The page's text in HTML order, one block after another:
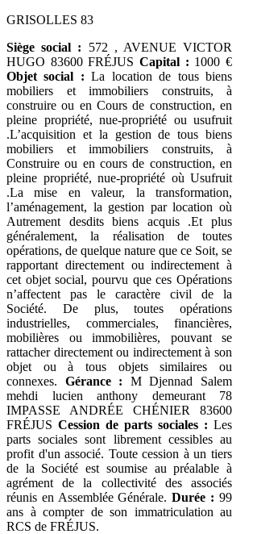
GRISOLLES 83
Siège social : 572 , AVENUE VICTOR
HUGO 83600 FRÉJUS Capital : 1000 €
Objet social : La location de tous biens
mobiliers et immobiliers construits, à
construire ou en Cours de construction, en
pleine propriété, nue-propriété ou usufruit
.L’acquisition et la gestion de tous biens
mobiliers et immobiliers construits, à
Construire ou en cours de construction, en
pleine propriété, nue-propriété où Usufruit
.La mise en valeur, la transformation,
l’aménagement, la gestion par location où
Autrement desdits biens acquis .Et plus
généralement, la réalisation de toutes
opérations, de quelque nature que ce Soit, se
rapportant directement ou indirectement à
cet objet social, pourvu que ces Opérations
n’affectent pas le caractère civil de la
Société. De plus, toutes opérations
industrielles, commerciales, financières,
mobilières ou immobilières, pouvant se
rattacher directement ou indirectement à son
objet ou à tous objets similaires ou
connexes. Gérance : M Djennad Salem
mehdi lucien anthony demeurant 78
IMPASSE ANDRÉE CHÉNIER 83600
FRÉJUS Cession de parts sociales : Les
parts sociales sont librement cessibles au
profit d'un associé. Toute cession à un tiers
de la Société est soumise au préalable à
agrément de la collectivité des associés
réunis en Assemblée Générale.Durée : 99
ans à compter de son immatriculation au
RCS de FRÉJUS.